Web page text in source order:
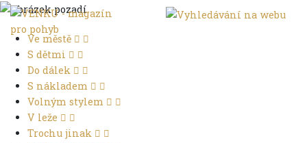
Ve městě
S dětmi
Do dálek
S nákladem
Volným stylem
V leže
Trochu jinak